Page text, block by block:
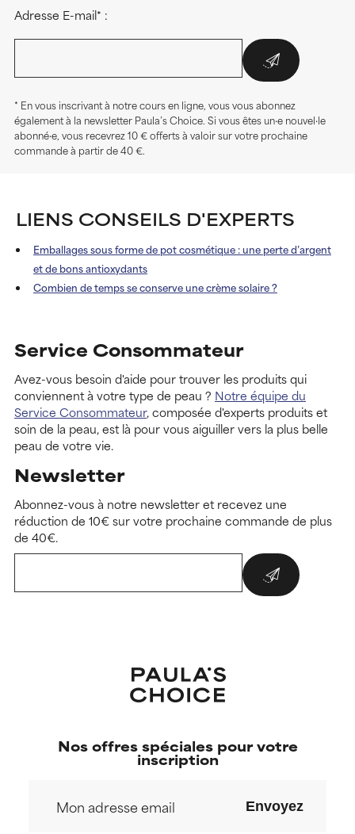
Adresse E-mail* :
* En vous inscrivant à notre cours en ligne, vous vous abonnez
également à la newsletter Paula’s Choice. Si vous êtes un·e nouvel·le
abonné·e, vous recevrez 10 € offerts à valoir sur votre prochaine
commande à partir de 40 €.
LIENS CONSEILS D'EXPERTS
Emballages sous forme de pot cosmétique : une perte d’argent
et de bons antioxydants
Combien de temps se conserve une crème solaire ?
Service Consommateur
Avez-vous besoin d'aide pour trouver les produits qui
conviennent à votre type de peau ? Notre équipe du
Service Consommateur, composée d'experts produits et
soin de la peau, est là pour vous aiguiller vers la plus belle
peau de votre vie.
Newsletter
Abonnez-vous à notre newsletter et recevez une
réduction de 10€ sur votre prochaine commande de plus
de 40€.
Nos offres spéciales pour votre
inscription
Envoyez